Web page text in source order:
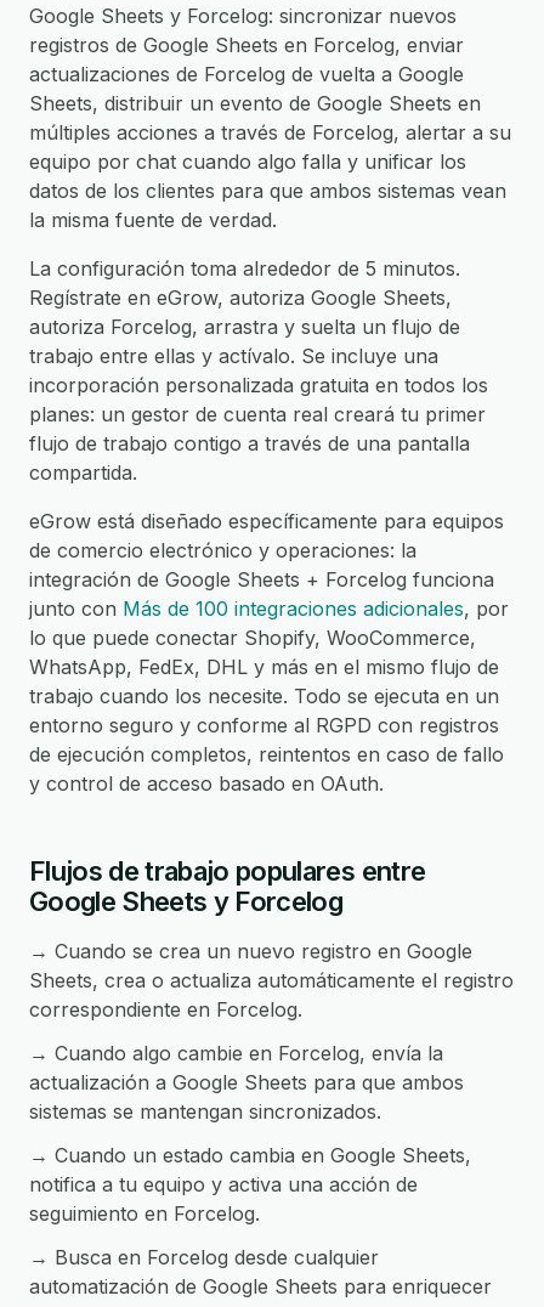
Google Sheets y Forcelog: sincronizar nuevos
registros de Google Sheets en Forcelog, enviar
actualizaciones de Forcelog de vuelta a Google
Sheets, distribuir un evento de Google Sheets en
múltiples acciones a través de Forcelog, alertar a su
equipo por chat cuando algo falla y unificar los
datos de los clientes para que ambos sistemas vean
la misma fuente de verdad.
La configuración toma alrededor de 5 minutos.
Regístrate en eGrow, autoriza Google Sheets,
autoriza Forcelog, arrastra y suelta un flujo de
trabajo entre ellas y actívalo. Se incluye una
incorporación personalizada gratuita en todos los
planes: un gestor de cuenta real creará tu primer
flujo de trabajo contigo a través de una pantalla
compartida.
eGrow está diseñado específicamente para equipos
de comercio electrónico y operaciones: la
integración de Google Sheets + Forcelog funciona
junto con Más de 100 integraciones adicionales, por
lo que puede conectar Shopify, WooCommerce,
WhatsApp, FedEx, DHL y más en el mismo flujo de
trabajo cuando los necesite. Todo se ejecuta en un
entorno seguro y conforme al RGPD con registros
de ejecución completos, reintentos en caso de fallo
y control de acceso basado en OAuth.
Flujos de trabajo populares entre
Google Sheets y Forcelog
→ Cuando se crea un nuevo registro en Google
Sheets, crea o actualiza automáticamente el registro
correspondiente en Forcelog.
→ Cuando algo cambie en Forcelog, envía la
actualización a Google Sheets para que ambos
sistemas se mantengan sincronizados.
→ Cuando un estado cambia en Google Sheets,
notifica a tu equipo y activa una acción de
seguimiento en Forcelog.
→ Busca en Forcelog desde cualquier
automatización de Google Sheets para enriquecer